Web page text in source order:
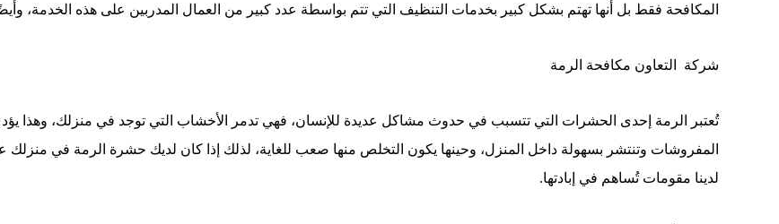
المكافحة فقط بل أنها تهتم بشكل كبير بخدمات التنظيف التي تتم بواسطة عدد كبير من العمال المدربين على هذه الخدمة،
شركة التعاون مكافحة الرمة
تُعتبر الرمة إحدى الحشرات التي تتسبب في حدوث مشاكل عديدة للإنسان، فهي تدمر الأخشاب التي توجد في منزلك، وهذا يؤدي
المفروشات وتنتشر بسهولة داخل المنزل، وحينها يكون التخلص منها صعب للغاية، لذلك إذا كان لديك حشرة الرمة في
لدينا مقومات تُساهم في إبادتها.